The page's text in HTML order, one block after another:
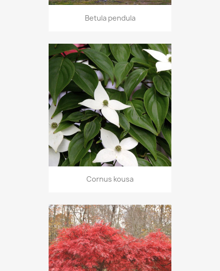
Betula pendula
Cornus kousa